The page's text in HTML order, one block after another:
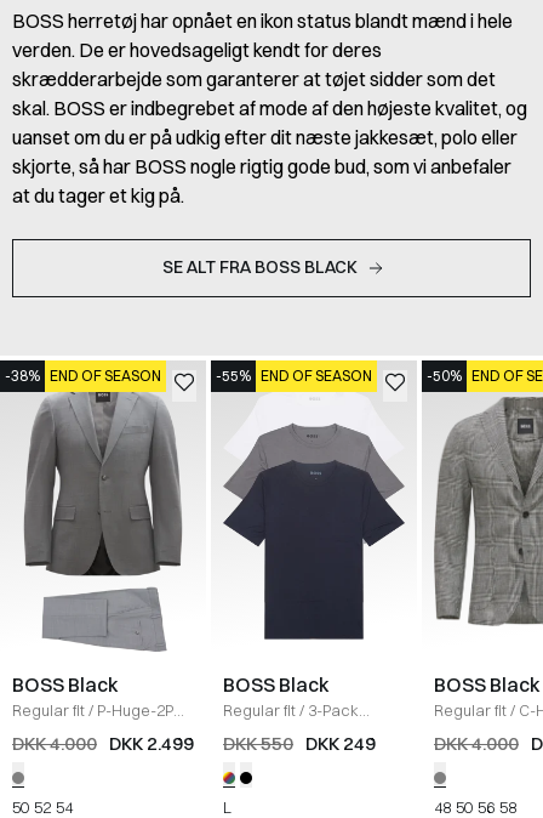
BOSS herretøj har opnået en ikon status blandt mænd i hele
verden. De er hovedsageligt kendt for deres
skrædderarbejde som garanterer at tøjet sidder som det
skal. BOSS er indbegrebet af mode af den højeste kvalitet, og
uanset om du er på udkig efter dit næste jakkesæt, polo eller
skjorte, så har BOSS nogle rigtig gode bud, som vi anbefaler
at du tager et kig på.
SE ALT FRA BOSS BLACK
-38% END OF SEASON
BOSS Black
Regular fit/ P-Huge-2PCS
Habit / GRÅ
DKK 4.000 DKK 2.499
50 52 54
-55% END OF SEASON
BOSS Black
Regular fit/ 3-Pack
crewneck T-shirts /
DKK 550 DKK 249
L
-50% END OF
BOSS Black
Regular fit/ C-
Blazer
GRÅ
DKK 4.000
48 50 56 58